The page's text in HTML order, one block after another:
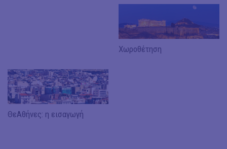
Χωροθέτηση
ΘεΑθήνες: η εισαγωγή